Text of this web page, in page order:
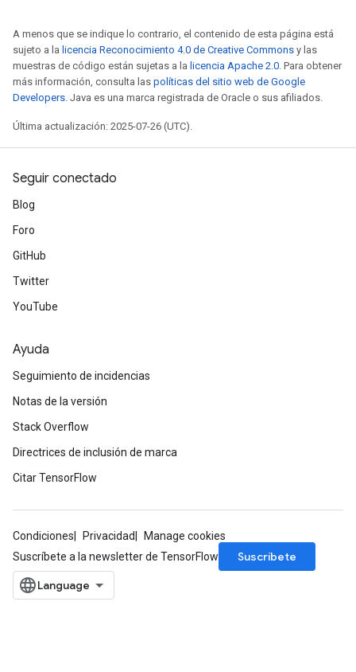
A menos que se indique lo contrario, el contenido de esta página está
sujeto a la licencia Reconocimiento 4.0 de Creative Commons y las
muestras de código están sujetas a la licencia Apache 2.0. Para obtener
más información, consulta las políticas del sitio web de Google
Developers. Java es una marca registrada de Oracle o sus afiliados.
Última actualización: 2025-07-26 (UTC).
Seguir conectado
Blog
Foro
GitHub
Twitter
YouTube
Ayuda
Seguimiento de incidencias
Notas de la versión
Stack Overflow
Directrices de inclusión de marca
Citar TensorFlow
Condiciones Privacidad
Manage cookies
Suscríbete a la newsletter de TensorFlow
Suscríbete